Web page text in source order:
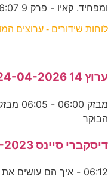
ומפחיד. קאיו - פרק 9 06:07 - 06:18 פרק 9.
לוחות שידורים - ערוצים
ערוץ 14 24-04-2026
מבזק
הבוקר
דיסקברי סיינס 10-08-2023
06:12 - איך הם עושים את זה? 14 - פרק 2 06:36 -